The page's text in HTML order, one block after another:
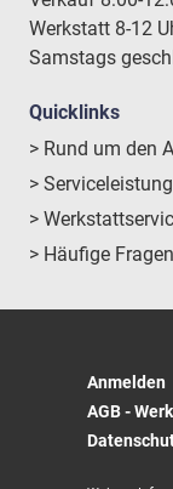
Werkstatt 8-12
Samstags
Quicklinks
> Rund um den
>
>
> Häufige Fragen
Anmelden
AGB -